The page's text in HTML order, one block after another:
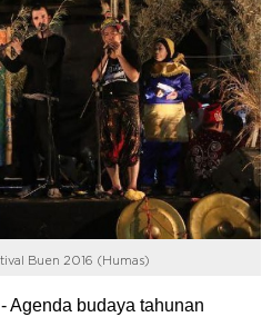
Buen 2016 (Humas)
- Agenda budaya tahunan